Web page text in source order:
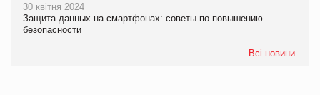
30 квітня 2024
Защита данных на смартфонах: советы по повышению
безопасности
Всі новини